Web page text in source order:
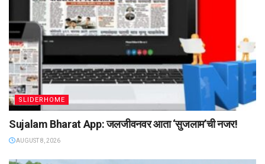
SLIDERHOME
Sujalam Bharat App: जलजीवनवर आता ‌‘सुजलाम‌’ची नजर!
AUGUST 8, 2026